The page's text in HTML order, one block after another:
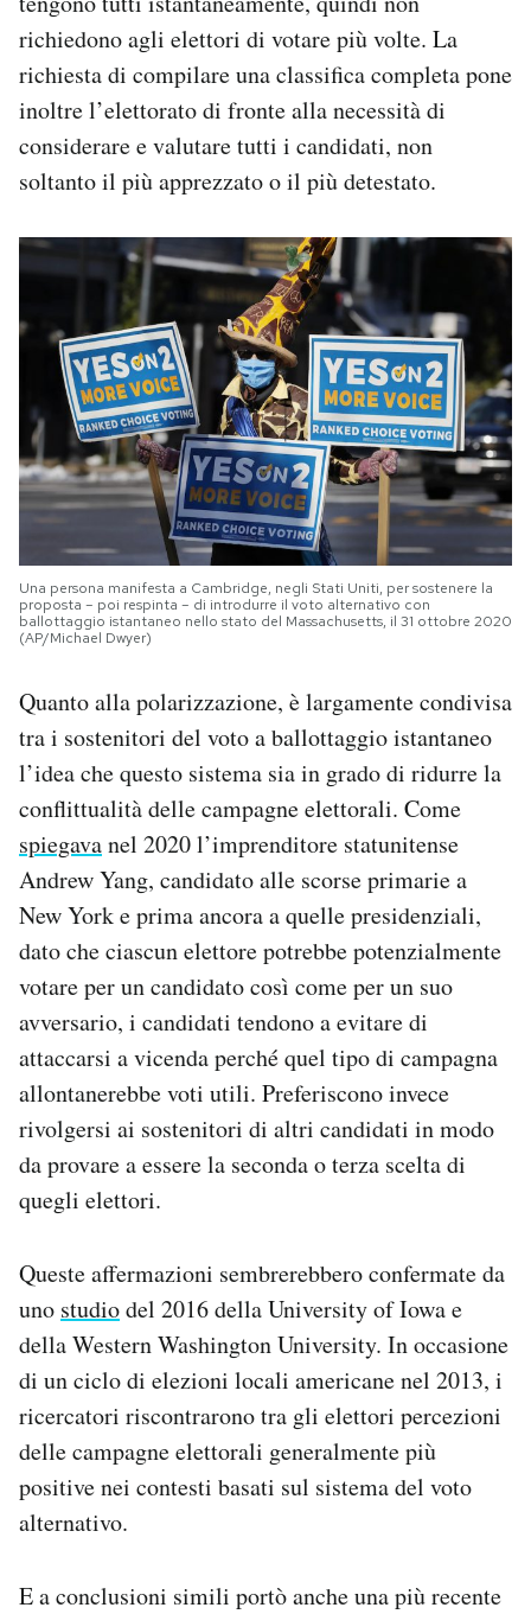
richiedono agli elettori di votare più volte. La
richiesta di compilare una classifica completa pone
inoltre l’elettorato di fronte alla necessità di
considerare e valutare tutti i candidati, non
soltanto il più apprezzato o il più detestato.
Una persona manifesta a Cambridge, negli Stati Uniti, per sostenere la
proposta – poi respinta – di introdurre il voto alternativo con
ballottaggio istantaneo nello stato del Massachusetts, il 31 ottobre 2020
(AP/Michael Dwyer)
Quanto alla polarizzazione, è largamente condivisa
tra i sostenitori del voto a ballottaggio istantaneo
l’idea che questo sistema sia in grado di ridurre la
conflittualità delle campagne elettorali. Come
spiegavanel 2020 l’imprenditore statunitense
Andrew Yang, candidato alle scorse primarie a
New York e prima ancora a quelle presidenziali,
dato che ciascun elettore potrebbe potenzialmente
votare per un candidato così come per un suo
avversario, i candidati tendono a evitare di
attaccarsi a vicenda perché quel tipo di campagna
allontanerebbe voti utili. Preferiscono invece
rivolgersi ai sostenitori di altri candidati in modo
da provare a essere la seconda o terza scelta di
quegli elettori.
Queste affermazioni sembrerebbero confermate da
uno studiodel 2016 della University of Iowa e
della Western Washington University. In occasione
di un ciclo di elezioni locali americane nel 2013, i
ricercatori riscontrarono tra gli elettori percezioni
delle campagne elettorali generalmente più
positive nei contesti basati sul sistema del voto
alternativo.
E a conclusioni simili portò anche una più recente